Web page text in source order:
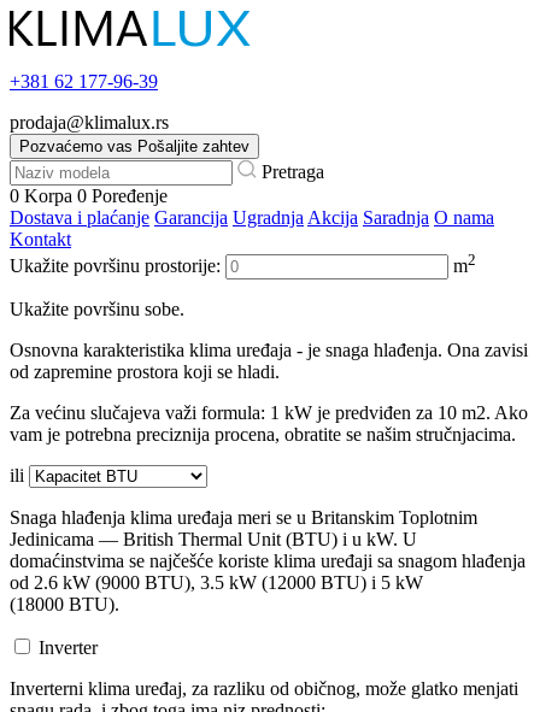
+381 62 177-96-39
prodaja@klimalux.rs
Pozvaćemo vas Pošaljite zahtev
Pretraga
0 Korpa 0 Poređenje
Dostava i plaćanje Garancija Ugradnja Akcija Saradnja O nama
Kontakt
Ukažite površinu prostorije:
m2
Ukažite površinu sobe.
Osnovna karakteristika klima uređaja - je snaga hlađenja. Ona zavisi
od zapremine prostora koji se hladi.
Za većinu slučajeva važi formula: 1 kW je predviđen za 10 m2. Ako
vam je potrebna preciznija procena, obratite se našim stručnjacima.
ili
Snaga hlađenja klima uređaja meri se u Britanskim Toplotnim
Jedinicama — British Thermal Unit (BTU) i u kW. U
domaćinstvima se najčešće koriste klima uređaji sa snagom hlađenja
od 2.6 kW (9000 BTU), 3.5 kW (12000 BTU) i 5 kW
(18000 BTU).
Inverter
Inverterni klima uređaj, za razliku od običnog, može glatko menjati